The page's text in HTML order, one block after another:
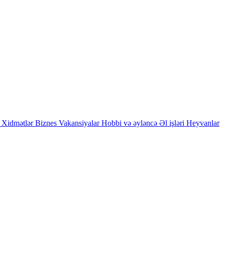
Xidmətlər Biznes Vakansiyalar Hobbi və əyləncə Əl işləri Heyvanlar